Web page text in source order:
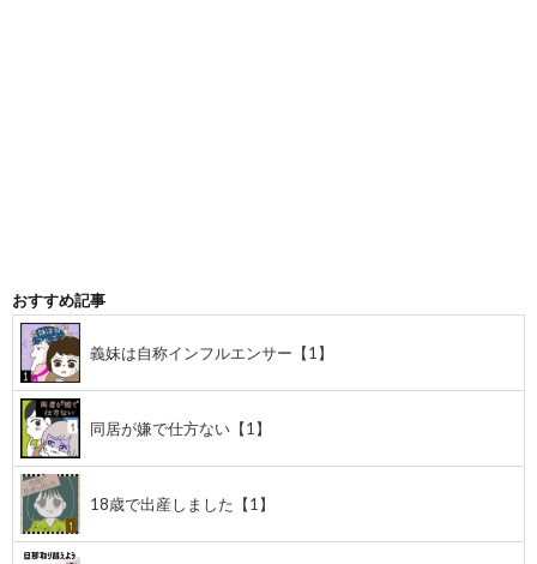
おすすめ記事
義妹は自称インフルエンサー【1】
同居が嫌で仕方ない【1】
18歳で出産しました【1】